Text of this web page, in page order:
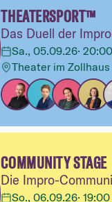
THEATERSPORT™
Das Duell der
Sa., 05.09.26·
Theater im Zollhaus
COMMUNITY STAGE
Die Impro-
So., 06.09.26·